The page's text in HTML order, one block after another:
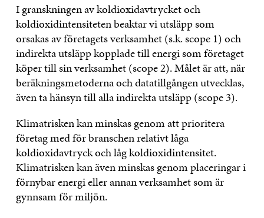
I granskningen av koldioxidavtrycket och
koldioxidintensiteten beaktar vi utsläpp som
orsakas av företagets verksamhet (s.k. scope 1) och
indirekta utsläpp kopplade till energi som företaget
köper till sin verksamhet (scope 2). Målet är att, när
beräkningsmetoderna och datatillgången utvecklas,
även ta hänsyn till alla indirekta utsläpp (scope 3).
Klimatrisken kan minskas genom att prioritera
företag med för branschen relativt låga
koldioxidavtryck och låg koldioxidintensitet.
Klimatrisken kan även minskas genom placeringar i
förnybar energi eller annan verksamhet som är
gynnsam för miljön.